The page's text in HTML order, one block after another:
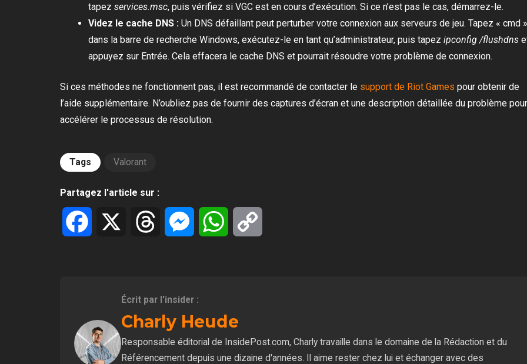
tapez services.msc, puis vérifiez si VGC est en cours d’exécution. Si ce n’est pas le cas, démarrez-le.
Videz le cache DNS : Un DNS défaillant peut perturber votre connexion aux serveurs de jeu. Tapez « cmd »
dans la barre de recherche Windows, exécutez-le en tant qu’administrateur, puis tapez ipconfig /flushdns
appuyez sur Entrée. Cela effacera le cache DNS et pourrait résoudre votre problème de connexion.
Si ces méthodes ne fonctionnent pas, il est recommandé de contacter le support de Riot Games pour obtenir de
l’aide supplémentaire. N’oubliez pas de fournir des captures d’écran et une description détaillée du problème pour
accélérer le processus de résolution.
Tags Valorant
Partagez l'article sur :
Facebook Threads MessengerWhatsApp
Écrit par l'insider :
Charly Heude
Responsable éditorial de InsidePost.com, Charly travaille dans le domaine de la Rédaction et du
Référencement depuis une dizaine d'années. Il aime rester chez lui et échanger avec des